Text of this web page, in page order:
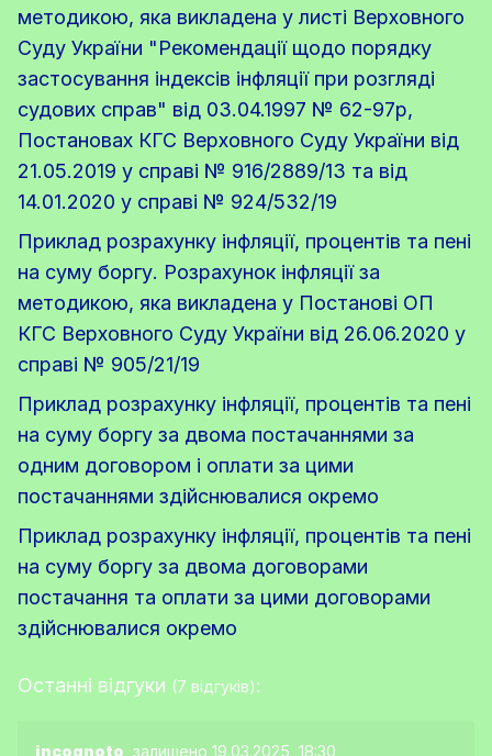
методикою, яка викладена у листі Верховного
Суду України "Рекомендації щодо порядку
застосування індексів інфляції при розгляді
судових справ" від 03.04.1997 № 62-97р,
Постановах КГС Верховного Суду України від
21.05.2019 у справі № 916/2889/13 та від
14.01.2020 у справі № 924/532/19
Приклад розрахунку інфляції, процентів та пені
на суму боргу. Розрахунок інфляції за
методикою, яка викладена у Постанові ОП
КГС Верховного Суду України від 26.06.2020 у
справі № 905/21/19
Приклад розрахунку інфляції, процентів та пені
на суму боргу за двома постачаннями за
одним договором і оплати за цими
постачаннями здійснювалися окремо
Приклад розрахунку інфляції, процентів та пені
на суму боргу за двома договорами
постачання та оплати за цими договорами
здійснювалися окремо
Останні відгуки (7 відгуків):
incognoto , залишено 19.03.2025, 18:30